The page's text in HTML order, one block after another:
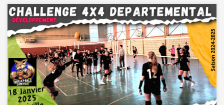
18 janvier 2025: C’est parti pour le Challenge Départemental 4×4 […]